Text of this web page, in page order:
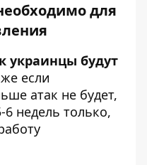
для
украинцы будут
если
атак не будет,
недель только,